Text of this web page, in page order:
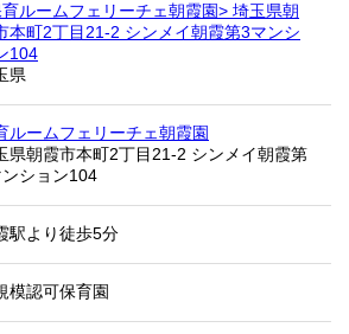
ルームフェリーチェ朝霞園> 埼玉県朝
本町2丁目21-2 シンメイ朝霞第3マンシ
104
県
ルームフェリーチェ朝霞園
県朝霞市本町2丁目21-2 シンメイ朝霞第
ション104
駅より徒歩5分
模認可保育園